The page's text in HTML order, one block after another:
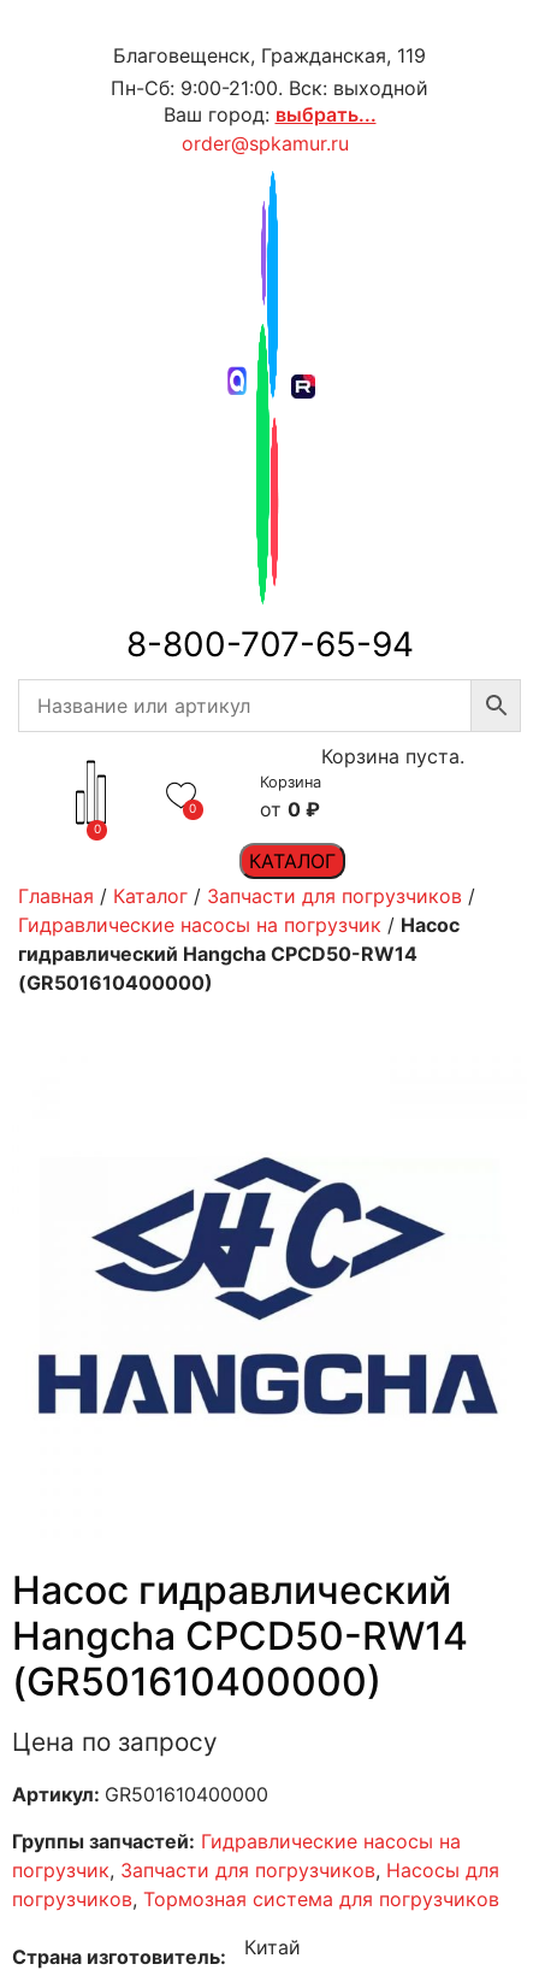
Благовещенск, Гражданская, 119
Пн-Сб: 9:00-21:00. Вск: выходной
Ваш город: выбрать...
order@spkamur.ru
8-800-707-65-94
0
0
Корзина
0 ₽
Корзина пуста.
КАТАЛОГ
Главная / Каталог / Запчасти для погрузчиков /
Гидравлические насосы на погрузчик / Насос
гидравлический Hangcha CPCD50-RW14
(GR501610400000)
Насос гидравлический
Hangcha CPCD50-RW14
(GR501610400000)
Цена по запросу
Артикул: GR501610400000
Группы запчастей: Гидравлические насосы на
погрузчик, Запчасти для погрузчиков, Насосы для
погрузчиков, Тормозная система для погрузчиков
Страна изготовитель Китай